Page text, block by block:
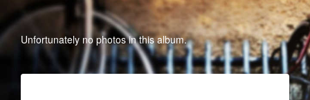
Unfortunately no photos in this album.